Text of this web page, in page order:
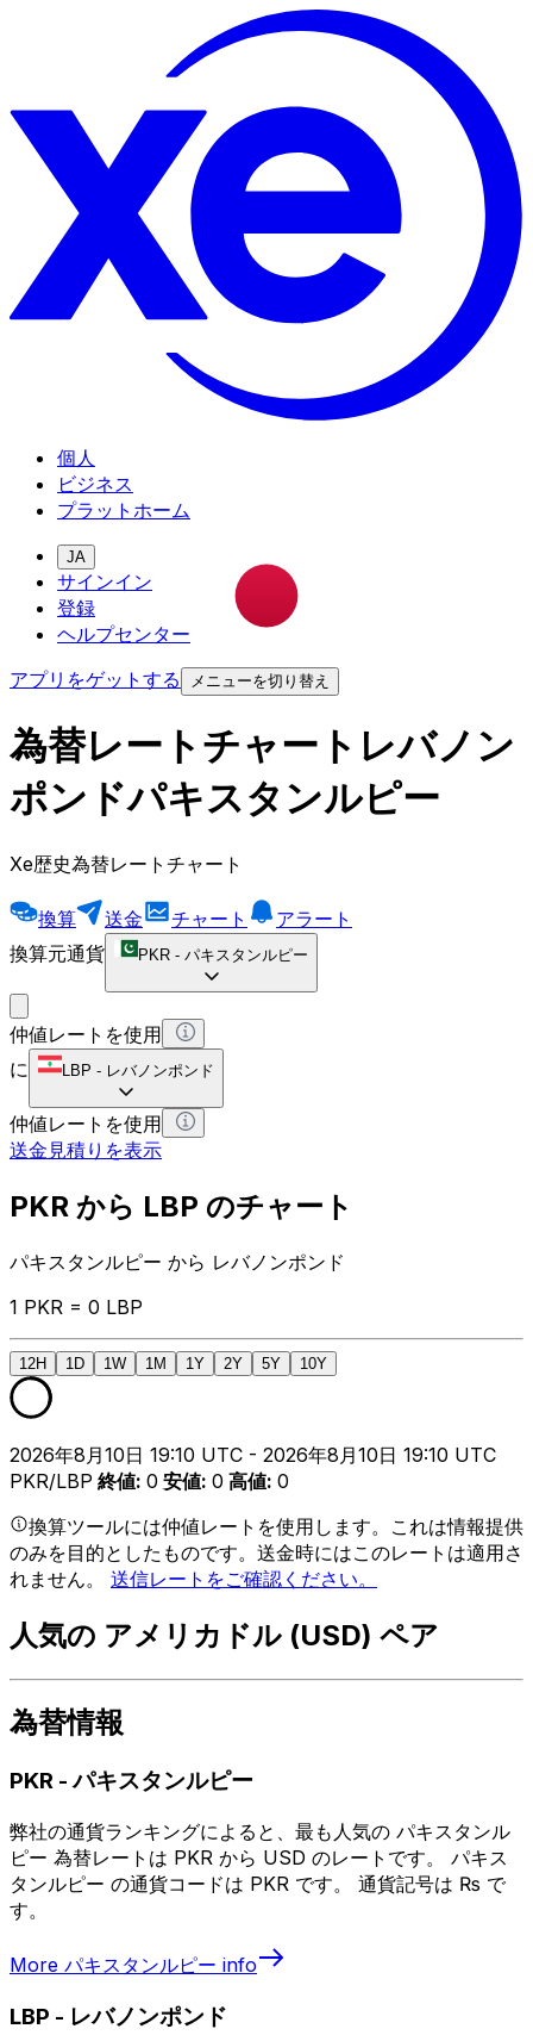
個人
ビジネス
プラットホーム
JA
サインイン
登録
ヘルプセンター
アプリをゲットする
メニューを切り替え
為替レートチャートレバノン
ポンドパキスタンルピー
Xe歴史為替レートチャート
換算 送金 チャート
アラート
換算元通貨
PKR - パキスタンルピー
仲値レートを使用
に
LBP - レバノンポンド
仲値レートを使用
送金見積りを表示
PKR から LBP のチャート
パキスタンルピー から レバノンポンド
1 PKR = 0 LBP
12H 1D 1W 1M 1Y 2Y 5Y 10Y
2026年8月10日 19:10 UTC - 2026年8月10日 19:10 UTC
PKR/LBP 終値: 0 安値: 0 高値: 0
換算ツールには仲値レートを使用します。これは情報提供
のみを目的としたものです。送金時にはこのレートは適用さ
れません。 送信レートをご確認ください。
人気の アメリカドル (USD) ペア
為替情報
PKR -パキスタンルピー
弊社の通貨ランキングによると、最も人気の パキスタンル
ピー 為替レートは PKR から USD のレートです。 パキス
タンルピー の通貨コードは PKR です。 通貨記号は ₨ で
す。
More パキスタンルピー info
LBP - レバノンポンド